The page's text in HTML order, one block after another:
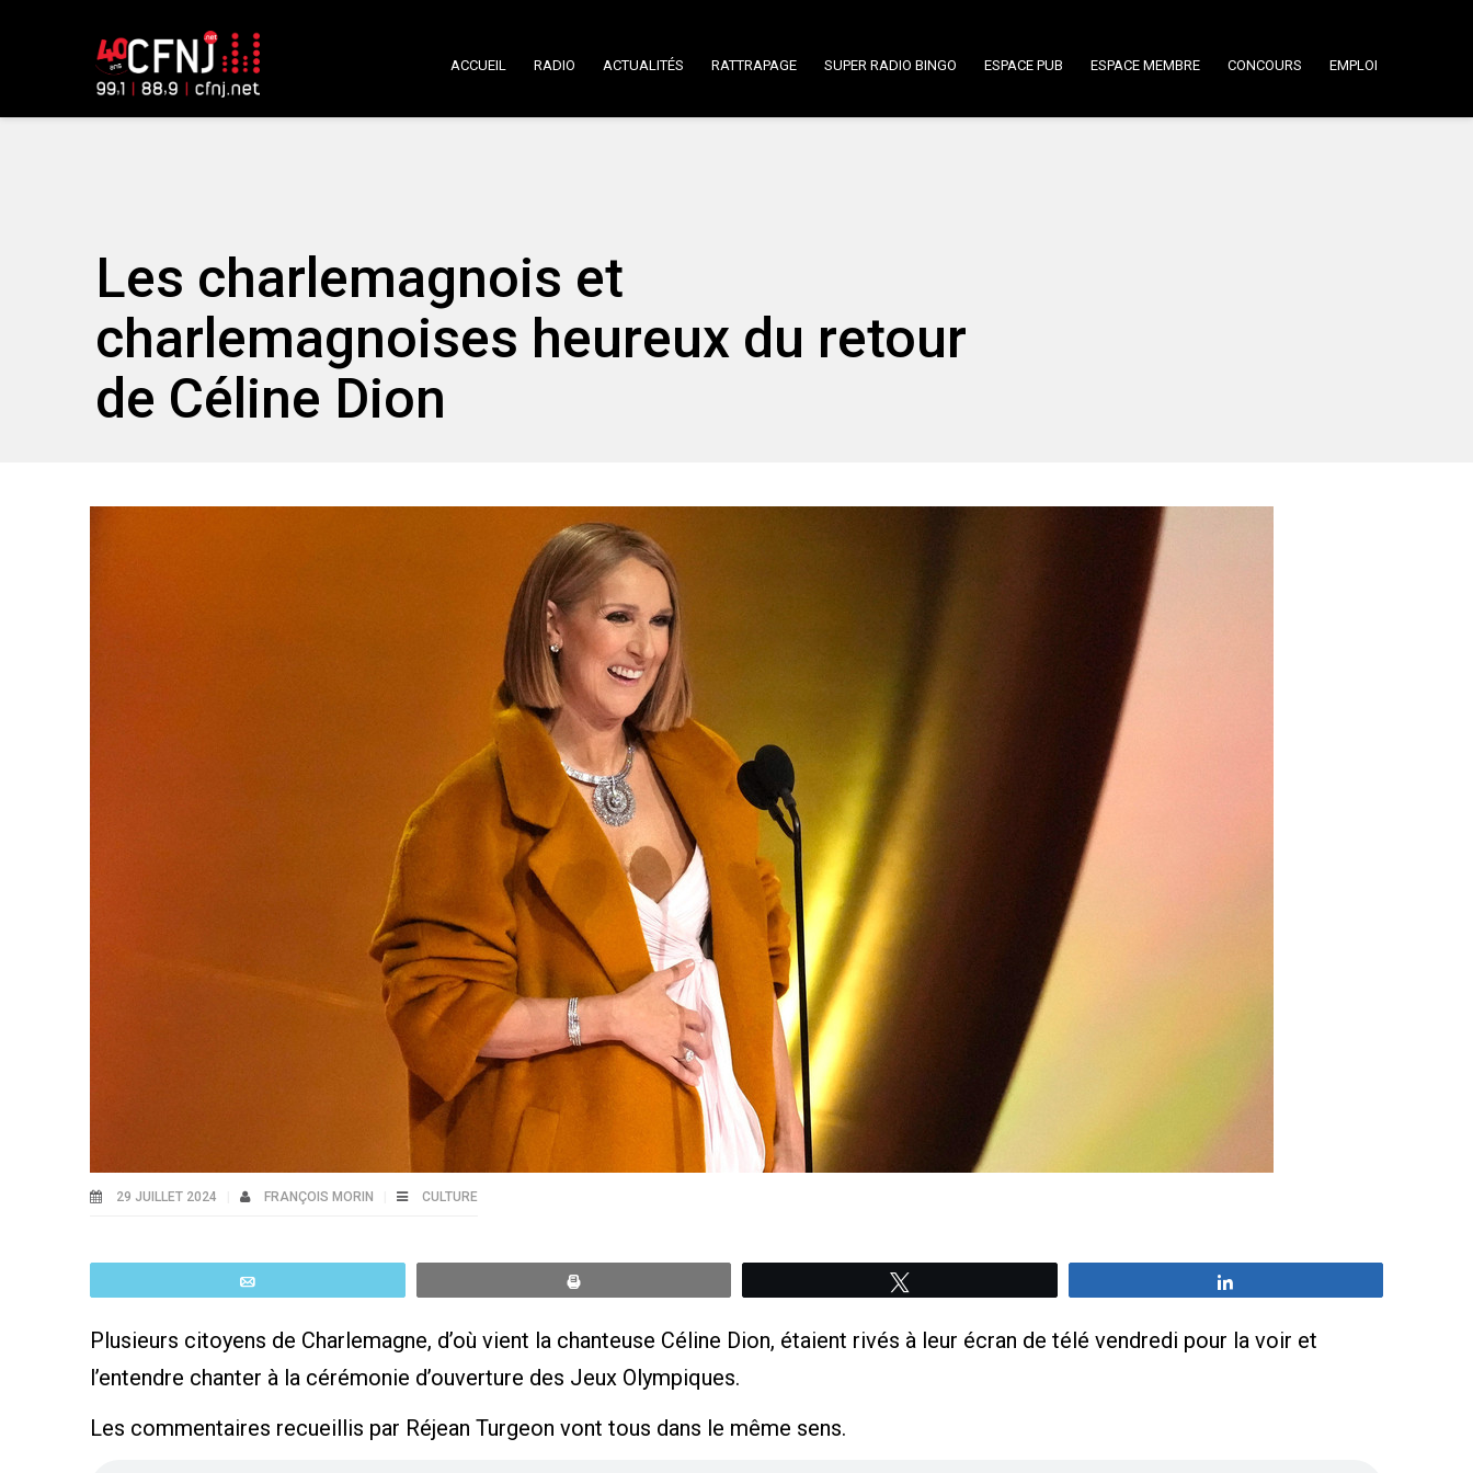
ACCUEIL RADIO ACTUALITÉS RATTRAPAGE SUPER RADIO BINGO ESPACE PUB ESPACE MEMBRE CONCOURS EMPLOI
Les charlemagnois et
charlemagnoises heureux du retour
de Céline Dion
29 JUILLET 2024 FRANÇOIS MORIN CULTURE
Plusieurs citoyens de Charlemagne, d’où vient la chanteuse Céline Dion, étaient rivés à leur écran de télé vendredi pour la voir et
l’entendre chanter à la cérémonie d’ouverture des Jeux Olympiques.
Les commentaires recueillis par Réjean Turgeon vont tous dans le même sens.